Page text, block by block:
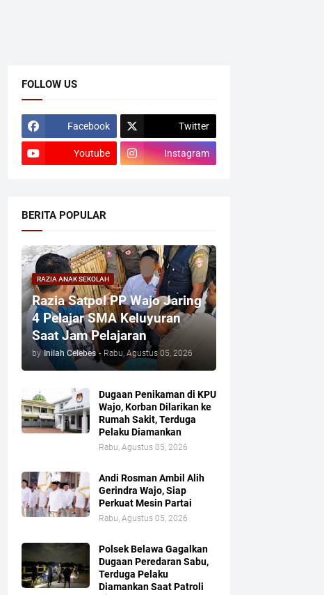
FOLLOW US
Facebook Twitter
Youtube Instagram
BERITA POPULAR
RAZIA ANAK SEKOLAH
Razia Satpol PP Wajo Jaring
4 Pelajar SMA Keluyuran
Saat Jam Pelajaran
by Inilah Celebes - Rabu, Agustus 05, 2026
Dugaan Penikaman di KPU
Wajo, Korban Dilarikan ke
Rumah Sakit, Terduga
Pelaku Diamankan
Rabu, Agustus 05, 2026
Andi Rosman Ambil Alih
Gerindra Wajo, Siap
Perkuat Mesin Partai
Rabu, Agustus 05, 2026
Polsek Belawa Gagalkan
Dugaan Peredaran Sabu,
Terduga Pelaku
Diamankan Saat Patroli